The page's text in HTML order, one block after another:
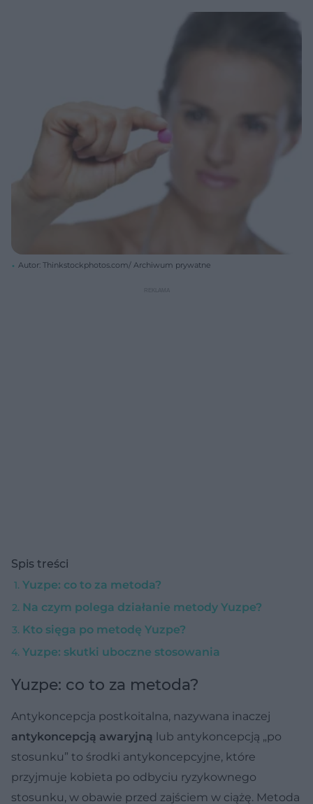
Autor: Thinkstockphotos.com/ Archiwum prywatne
Spis treści
Yuzpe: co to za metoda?
Na czym polega działanie metody Yuzpe?
Kto sięga po metodę Yuzpe?
Yuzpe: skutki uboczne stosowania
Yuzpe: co to za metoda?
Antykoncepcja postkoitalna, nazywana inaczej
antykoncepcją awaryjną lub antykoncepcją „po
stosunku” to środki antykoncepcyjne, które
przyjmuje kobieta po odbyciu ryzykownego
stosunku, w obawie przed zajściem w ciążę. Metoda